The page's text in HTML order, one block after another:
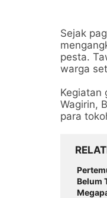
Sejak
pesta.
warga
Kegiatan
Wagirin,
para
Belum